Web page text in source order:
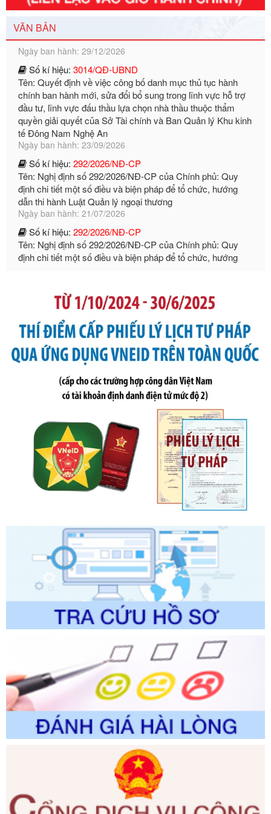
VĂN BẢN
định chuẩn nghèo đa chiều quốc gia giai đoạn 2026 - 2030
Ngày ban hành: 29/12/2026
Số kí hiệu:3014/QĐ-UBND
Tên: Quyết định về việc công bố danh mục thủ tục hành
chính ban hành mới, sửa đổi bổ sung trong lĩnh vực hỗ trợ
đầu tư, lĩnh vực đấu thầu lựa chọn nhà thầu thuộc thẩm
quyền giải quyết của Sở Tài chính và Ban Quản lý Khu kinh
tế Đông Nam Nghệ An
Ngày ban hành: 23/09/2026
Số kí hiệu: 292/2026/NĐ-CP
Tên: Nghị định số 292/2026/NĐ-CP của Chính phủ: Quy
định chi tiết một số điều và biện pháp để tổ chức, hướng
dẫn thi hành Luật Quản lý ngoại thương
Ngày ban hành: 21/07/2026
Số kí hiệu:292/2026/NĐ-CP
Tên: Nghị định số 292/2026/NĐ-CP của Chính phủ: Quy
định chi tiết một số điều và biện pháp để tổ chức, hướng
dẫn thi hành Luật Quản lý ngoại thương
Ngày ban hành: 21/07/2026
bỏ Thông tư số 87/2019/TT- BТC ngày 19 tháng 12 năm
2019 của Bộ trưởng Bộ Tài chính hướng dẫn thực hiện xử
phạt vi phạm hành chính trong lĩnh vực kho bạc nhà nước
Ngày ban hành: 21/07/2026
Số kí hiệu: 291/2026/NĐ-CP
Tên: Nghị định số 291/2026/NĐ-CP của Chính phủ: Sửa
đổi, bổ sung một số điều của Nghị định số 125/2020/NĐ-СР
ngày 19 tháng 10 năm 2020 của Chính phủ quy định xử
phạt vi phạm hành chính về thuế, hóa đơn được sửa đổi, bổ
sung bởi Nghị định số 102/2021/NĐ-CP
Ngày ban hành: 20/07/2026
Số kí hiệu:2303/QĐ-UBND
Tên: Quyết định công bố Danh mục thủ tục hành chính mới
ban hành, được sửa đổi, bổ sung, bị bãi bỏ và phê duyệt
Quy trình nội bộ, quy trình điện tử giải quyết thủ tục hành
chính trong một số lĩnh vực thuộc phạm vi chức năng quản
Ngày ban hành: 01/06/2026
Số kí hiệu:2304/QĐ-UBND
Tên: Quyết định công bố Danh mục thủ tục hành chính
được sửa đổi, bổ sung và phê duyệt Quy trình nội bộ, quy
trình điện tử giải quyết thủ tục hành chính trong lĩnh vực Du
lịch thuộc phạm vi chức năng quản lý của Sở Văn hóa, Thể
thao và Du lịch
Ngày ban hành: 01/06/2026
Tên: Về việc công bố Danh mục thủ tục hành chính sửa
đổi, bổ sung và phê duyệt Quy trình nội bộ, quy trình điện tử
trong giải quyết thủtục hành chính lĩnh vực biến đổi khí hậu
thuộc phạm vi giải quyết của Sở Nông nghiệp và Môi
trường
Ngày ban hành: 01/06/2026
Số kí hiệu:2300/QĐ-UBND
đổi, bổ sung và phê duyệt quy trình nội bộ, quy trình điện tử
giải quyết thủ tục hành chính trong lĩnh vực Luật sư thuộc
phạm vi chức năng quản lý của Sở Tư pháp
Ngày ban hành: 01/06/2026